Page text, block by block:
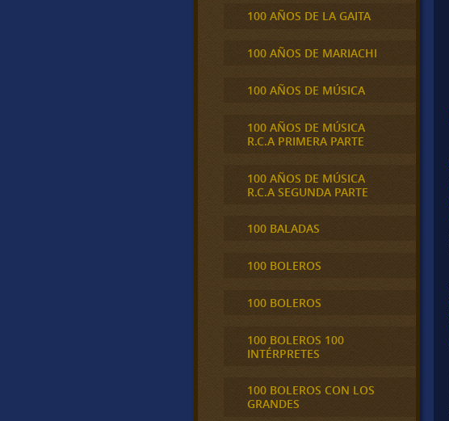
100 AÑOS DE LA GAITA
100 AÑOS DE MARIACHI
100 AÑOS DE MÚSICA
100 AÑOS DE MÚSICA
R.C.A PRIMERA PARTE
100 AÑOS DE MÚSICA
R.C.A SEGUNDA PARTE
100 BALADAS
100 BOLEROS
100 BOLEROS
100 BOLEROS 100
INTÉRPRETES
100 BOLEROS CON LOS
GRANDES